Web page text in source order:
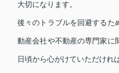
大切になります。
後々のトラブルを回避するた
動産会社や不動産の専門家に
日頃から心がけていただけれ